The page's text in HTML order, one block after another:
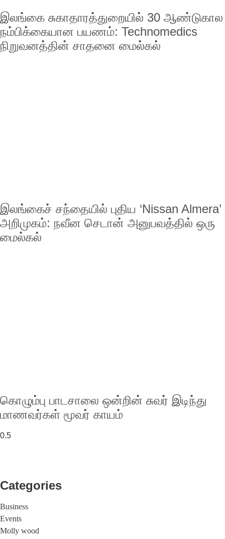
இலங்கை சுகாதாரத்துறையில் 30 ஆண்டுகால
நம்பிக்கையான பயணம்: Technomedics
நிறுவனத்தின் சாதனை மைல்கல்
இலங்கைச் சந்தையில் புதிய ‘Nissan Almera’
அறிமுகம்: நவீன செடான் அனுபவத்தில் ஒரு
மைல்கல்
கொழும்பு பாடசாலை ஒன்றின் சுவர் இடிந்து
மாணவர்கள் மூவர் காயம்
Categories
Business
Events
Molly wood